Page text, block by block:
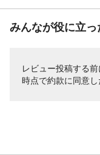
みんなが役に立
レビュー投稿する
時点で約款に同意し